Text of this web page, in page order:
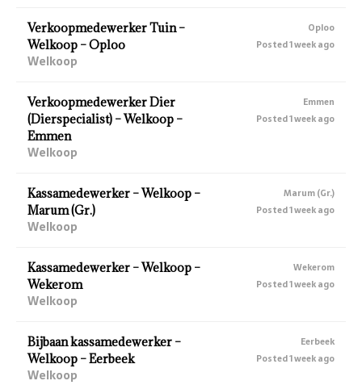
Verkoopmedewerker Tuin –
Welkoop – Oploo
Welkoop
Oploo
Posted 1 week ago
Verkoopmedewerker Dier
(Dierspecialist) – Welkoop –
Emmen
Welkoop
Emmen
Posted 1 week ago
Kassamedewerker – Welkoop –
Marum (Gr.)
Welkoop
Marum (Gr.)
Posted 1 week ago
Kassamedewerker – Welkoop –
Wekerom
Welkoop
Wekerom
Posted 1 week ago
Bijbaan kassamedewerker –
Welkoop – Eerbeek
Welkoop
Eerbeek
Posted 1 week ago